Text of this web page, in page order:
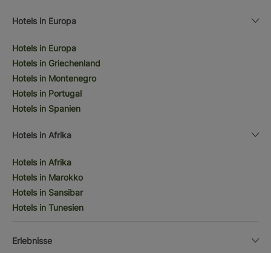
Hotels in Europa
Hotels in Europa
Hotels in Griechenland
Hotels in Montenegro
Hotels in Portugal
Hotels in Spanien
Hotels in Afrika
Hotels in Afrika
Hotels in Marokko
Hotels in Sansibar
Hotels in Tunesien
Erlebnisse